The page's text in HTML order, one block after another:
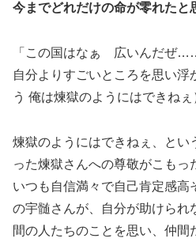
今までどれだけの命が零れたと
「この国はなぁ 広いんだぜ
自分よりすごいところを思い浮
う 俺は煉獄のようにはできねぇ
煉獄のようにはできねぇ、とい
った煉獄さんへの尊敬がこもっ
いつも自信満々で自己肯定感高
の宇髄さんが、自分が助けられ
間の人たちのことを思い、仲間